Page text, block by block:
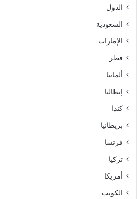
الدول
السعودية
الإمارات
قطر
ألمانيا
إيطاليا
كندا
بريطانيا
فرنسا
تركيا
أمريكا
الكويت